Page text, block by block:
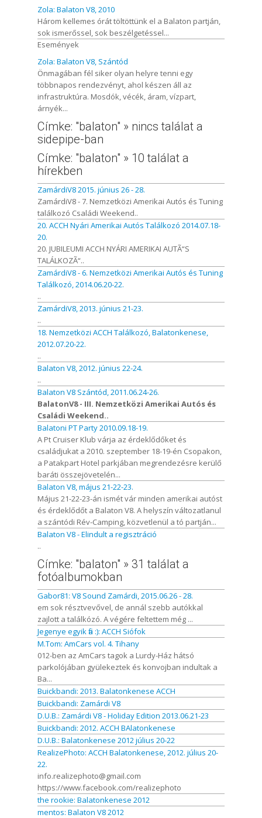
Zola: Balaton V8, 2010
Három kellemes órát töltöttünk el a Balaton partján,
sok ismerőssel, sok beszélgetéssel...
Események
Zola: Balaton V8, Szántód
Önmagában fél siker olyan helyre tenni egy
többnapos rendezvényt, ahol készen áll az
infrastruktúra. Mosdók, vécék, áram, vízpart,
árnyék...
Címke: "balaton" » nincs találat a
sidepipe-ban
Címke: "balaton" » 10 találat a
hírekben
ZamárdiV8 2015. június 26 - 28.
ZamárdiV8 - 7. Nemzetközi Amerikai Autós és Tuning
találkozó Családi Weekend..
20. ACCH Nyári Amerikai Autós Találkozó 2014.07.18-
20.
20. JUBILEUMI ACCH NYÁRI AMERIKAI AUTÃ“S
TALÁLKOZÃ“..
ZamárdiV8 - 6. Nemzetközi Amerikai Autós és Tuning
Találkozó, 2014.06.20-22.
..
ZamárdiV8, 2013. június 21-23.
..
18. Nemzetközi ACCH Találkozó, Balatonkenese,
2012.07.20-22.
..
Balaton V8, 2012. június 22-24.
..
Balaton V8 Szántód, 2011.06.24-26.
BalatonV8 - III. Nemzetközi Amerikai Autós és
Családi Weekend..
Balatoni PT Party 2010.09.18-19.
A Pt Cruiser Klub várja az érdeklődőket és
családjukat a 2010. szeptember 18-19-én Csopakon,
a Patakpart Hotel parkjában megrendezésre kerülő
baráti összejövetelén...
Balaton V8, május 21-22-23.
Május 21-22-23-án ismét vár minden amerikai autóst
és érdeklődőt a Balaton V8. A helyszín változatlanul
a szántódi Rév-Camping, közvetlenül a tó partján...
Balaton V8 - Elindult a regisztráció
..
Címke: "balaton" » 31 találat a
fotóalbumokban
Gabor81: V8 Sound Zamárdi, 2015.06.26 - 28.
em sok résztvevővel, de annál szebb autókkal
zajlott a találkózó. A végére feltettem még ...
Jegenye egyik fia :): ACCH Siófok
M.Tom: AmCars vol. 4. Tihany
012-ben az AmCars tagok a Lurdy-Ház hátsó
parkolójában gyülekeztek és konvojban indultak a
Ba...
Buickbandi: 2013. Balatonkenese ACCH
Buickbandi: Zamárdi V8
D.U.B.: Zamárdi V8 - Holiday Edition 2013.06.21-23
Buickbandi: 2012. ACCH BAlatonkenese
D.U.B.: Balatonkenese 2012 július 20-22
RealizePhoto: ACCH Balatonkenese, 2012. július 20-
22.
info.realizephoto@gmail.com
https://www.facebook.com/realizephoto
the rookie: Balatonkenese 2012
mentos: Balaton V8 2012